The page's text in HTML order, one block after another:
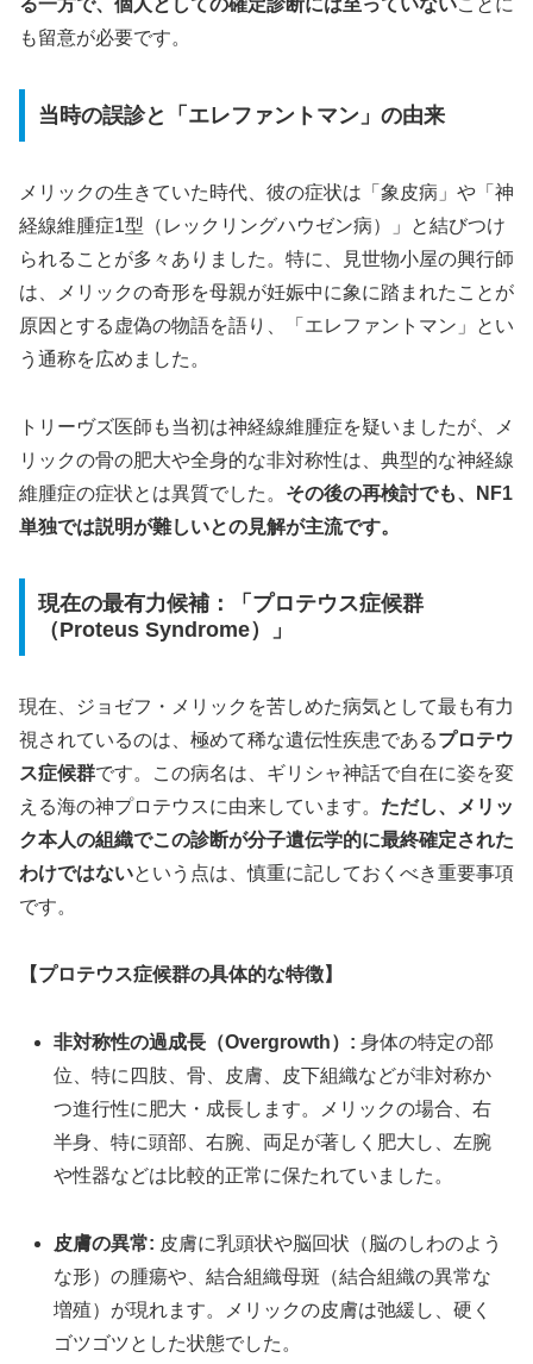
る一方で、個人としての確定診断には至っていないことに
も留意が必要です。
当時の誤診と「エレファントマン」の由来
メリックの生きていた時代、彼の症状は「象皮病」や「神
経線維腫症1型（レックリングハウゼン病）」と結びつけ
られることが多々ありました。特に、見世物小屋の興行師
は、メリックの奇形を母親が妊娠中に象に踏まれたことが
原因とする虚偽の物語を語り、「エレファントマン」とい
う通称を広めました。
トリーヴズ医師も当初は神経線維腫症を疑いましたが、メ
リックの骨の肥大や全身的な非対称性は、典型的な神経線
維腫症の症状とは異質でした。 その後の再検討でも、NF1
単独では説明が難しいとの見解が主流です。
現在の最有力候補：「プロテウス症候群
（Proteus Syndrome）」
現在、ジョゼフ・メリックを苦しめた病気として最も有力
視されているのは、極めて稀な遺伝性疾患であるプロテウ
ス症候群です。この病名は、ギリシャ神話で自在に姿を変
える海の神プロテウスに由来しています。 ただし、メリッ
ク本人の組織でこの診断が分子遺伝学的に最終確定された
わけではないという点は、慎重に記しておくべき重要事項
です。
【プロテウス症候群の具体的な特徴】
非対称性の過成長（Overgrowth）: 身体の特定の部
位、特に四肢、骨、皮膚、皮下組織などが非対称か
つ進行性に肥大・成長します。メリックの場合、右
半身、特に頭部、右腕、両足が著しく肥大し、左腕
や性器などは比較的正常に保たれていました。
皮膚の異常: 皮膚に乳頭状や脳回状（脳のしわのよう
な形）の腫瘍や、結合組織母斑（結合組織の異常な
増殖）が現れます。メリックの皮膚は弛緩し、硬く
ゴツゴツとした状態でした。